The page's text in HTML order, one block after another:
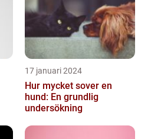
17 januari 2024
Hur mycket sover en
hund: En grundlig
undersökning